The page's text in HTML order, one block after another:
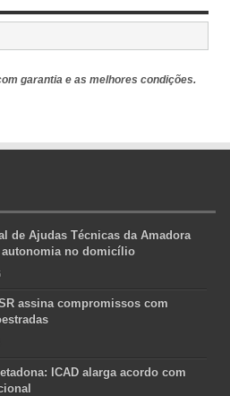
garantia e as melhores condições.
de Ajudas Técnicas da Amadora
autonomia no domicílio
assina compromissos com
ICAD alarga acordo com